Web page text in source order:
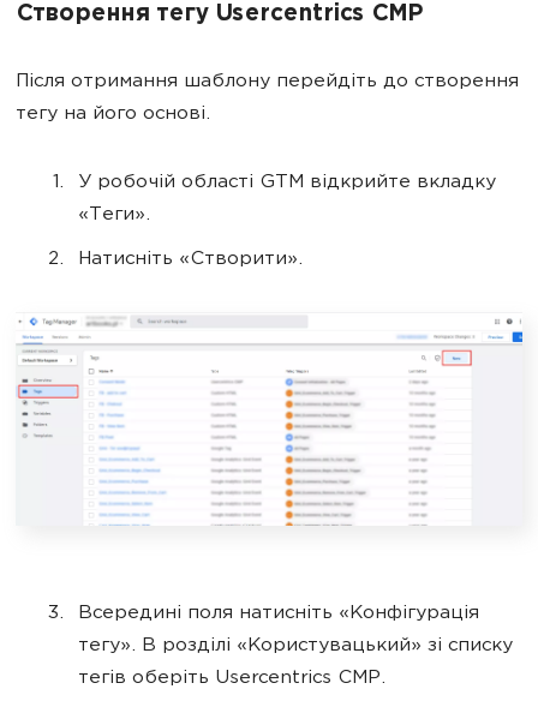
Створення тегу Usercentrics CMP
Після отримання шаблону перейдіть до створення
тегу на його основі.
У робочій області GTM відкрийте вкладку
«Теги».
Натисніть «Створити».
Всередині поля натисніть «Конфігурація
тегу». В розділі «Користувацький» зі списку
тегів оберіть Usercentrics CMP.